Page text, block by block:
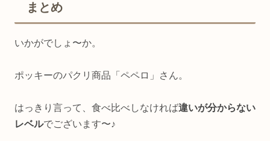
まとめ
いかがでしょ〜か。
ポッキーのパクリ商品「ペペロ」さん。
はっきり言って、食べ比べしなければ違いが分からない
レベルでございます〜♪